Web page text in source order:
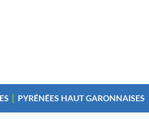
PYRÉNÉES HAUT GARONNAISES